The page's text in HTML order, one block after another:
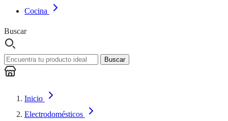
Cocina
Buscar
Buscar
Inicio
Electrodomésticos